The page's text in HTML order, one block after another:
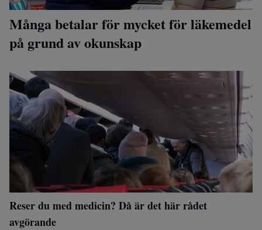
Många betalar för mycket för läkemedel
på grund av okunskap
Reser du med medicin? Då är det här rådet
avgörande